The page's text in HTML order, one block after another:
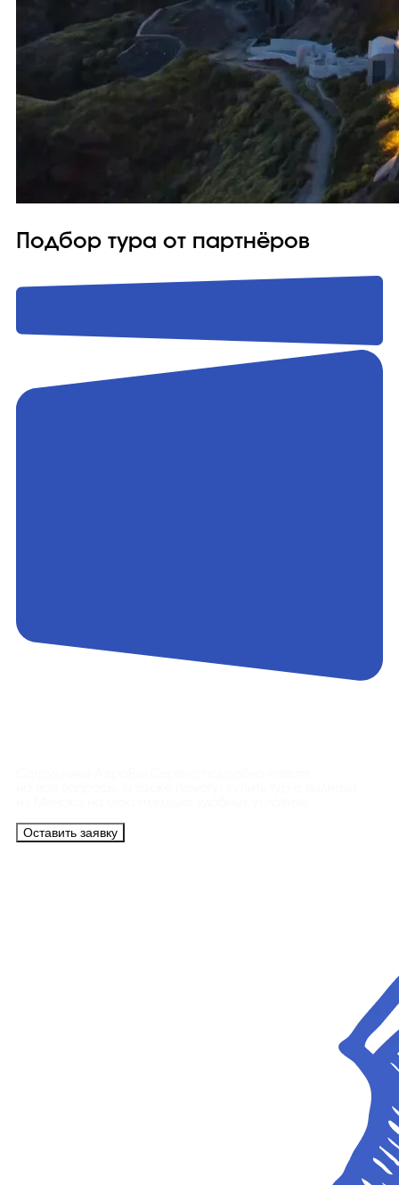
Подбор тура от партнёров
Оставить заявку